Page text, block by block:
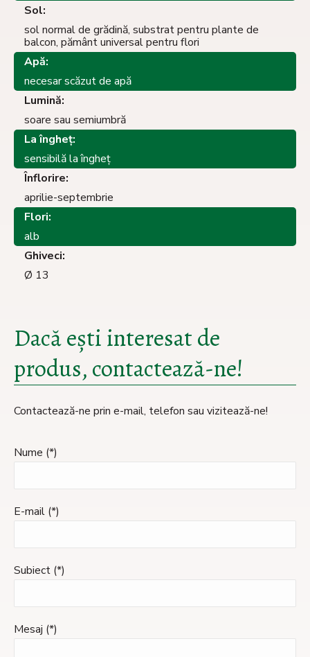
Sol:
sol normal de grădină, substrat pentru plante de
balcon, pământ universal pentru flori
Apă:
necesar scăzut de apă
Lumină:
soare sau semiumbră
La îngheţ:
sensibilă la îngheţ
Înflorire:
aprilie-septembrie
Flori:
alb
Ghiveci:
Ø 13
Dacă ești interesat de
produs, contactează-ne!
Contactează-ne prin e-mail, telefon sau vizitează-ne!
Nume (*)
E-mail (*)
Subiect (*)
Mesaj (*)